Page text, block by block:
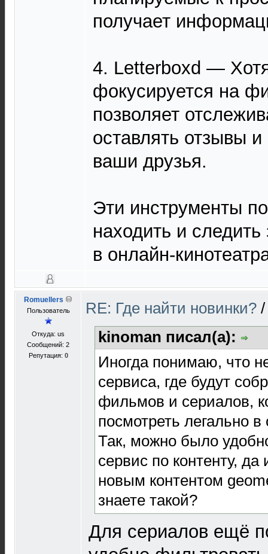
получает
4. Letterboxd —
фокусируется на
позволяет
оставлять отзывы
ваши друзья.
Эти инструменты
находить и
в онлайн-
Romuellers
Пользователь
Откуда: us
Сообщений: 2
Репутация: 0
RE: Где найти новинки?
kinoman писал(а):
Иногда понимаю, что
сервиса, где будут
фильмов и сериалов,
посмотреть легально
Так, можно было
сервис по контенту,
новым контентом
знаете такой?
Для сериалов ещё